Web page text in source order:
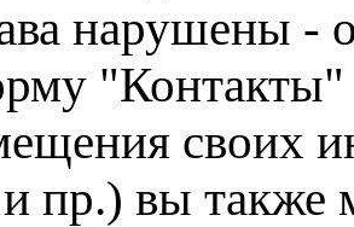
нарушены -
"Контакты"
своих
пр.) вы также